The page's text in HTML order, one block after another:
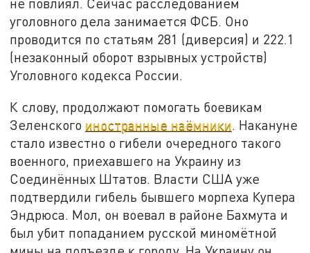
не повлиял. Сейчас расследованием
уголовного дела занимается ФСБ. Оно
проводится по статьям 281 (диверсия) и 222.1
(незаконный оборот взрывных устройств)
Уголовного кодекса России.
К слову, продолжают помогать боевикам
Зеленского иностранные наёмники. Накануне
стало известно о гибели очередного такого
военного, приехавшего на Украину из
Соединённых Штатов. Власти США уже
подтвердили гибель бывшего морпеха Купера
Эндрюса. Мол, он воевал в районе Бахмута и
был убит попаданием русской миномётной